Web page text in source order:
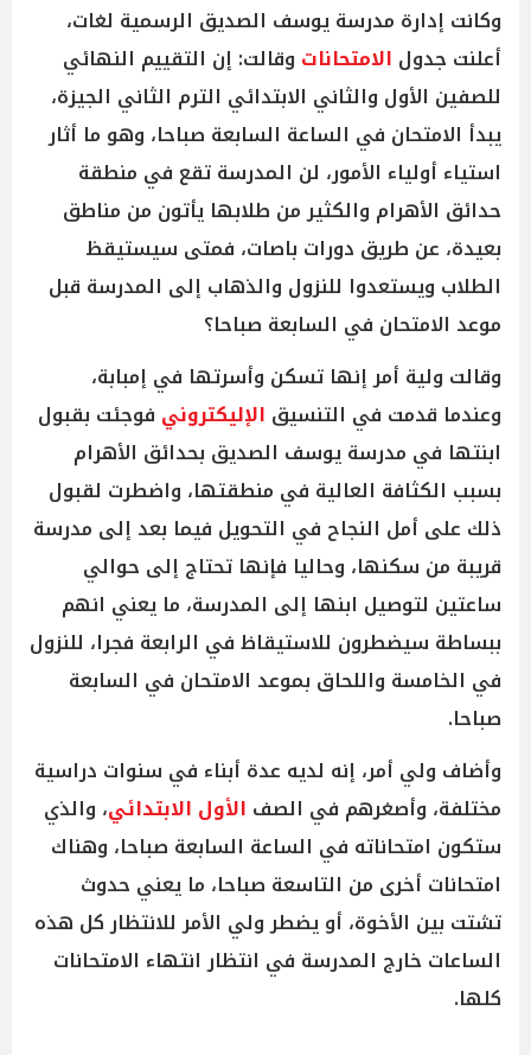
وكانت إدارة مدرسة يوسف الصديق الرسمية لغات،
أعلنت جدول الامتحانات وقالت: إن التقييم النهائي
للصفين الأول والثاني الابتدائي الترم الثاني الجيزة،
يبدأ الامتحان في الساعة السابعة صباحا، وهو ما أثار
استياء أولياء الأمور، لن المدرسة تقع في منطقة
حدائق الأهرام والكثير من طلابها يأتون من مناطق
بعيدة، عن طريق دورات باصات، فمتى سيستيقظ
الطلاب ويستعدوا للنزول والذهاب إلى المدرسة قبل
موعد الامتحان في السابعة صباحا؟
وقالت ولية أمر إنها تسكن وأسرتها في إمبابة،
وعندما قدمت في التنسيق الإليكتروني فوجئت بقبول
ابنتها في مدرسة يوسف الصديق بحدائق الأهرام
بسبب الكثافة العالية في منطقتها، واضطرت لقبول
ذلك على أمل النجاح في التحويل فيما بعد إلى مدرسة
قريبة من سكنها، وحاليا فإنها تحتاج إلى حوالي
ساعتين لتوصيل ابنها إلى المدرسة، ما يعني انهم
ببساطة سيضطرون للاستيقاظ في الرابعة فجرا، للنزول
في الخامسة واللحاق بموعد الامتحان في السابعة
صباحا.
وأضاف ولي أمر، إنه لديه عدة أبناء في سنوات دراسية
مختلفة، وأصغرهم في الصف الأول الابتدائي، والذي
ستكون امتحاناته في الساعة السابعة صباحا، وهناك
امتحانات أخرى من التاسعة صباحا، ما يعني حدوث
تشتت بين الأخوة، أو يضطر ولي الأمر للانتظار كل هذه
الساعات خارج المدرسة في انتظار انتهاء الامتحانات
كلها.